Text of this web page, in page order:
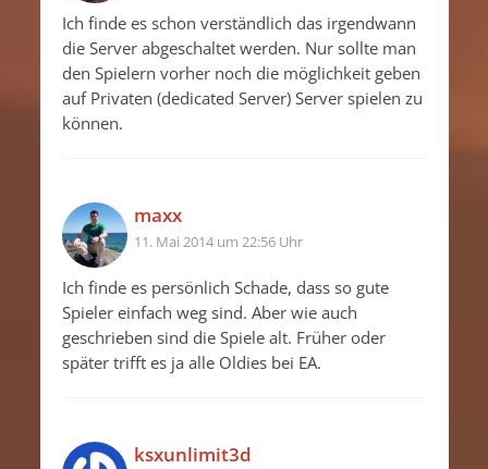
Ich finde es schon verständlich das irgendwann
die Server abgeschaltet werden. Nur sollte man
den Spielern vorher noch die möglichkeit geben
auf Privaten (dedicated Server) Server spielen zu
können.
maxx
11. Mai 2014 um 22:56 Uhr
Ich finde es persönlich Schade, dass so gute
Spieler einfach weg sind. Aber wie auch
geschrieben sind die Spiele alt. Früher oder
später trifft es ja alle Oldies bei EA.
ksxunlimit3d